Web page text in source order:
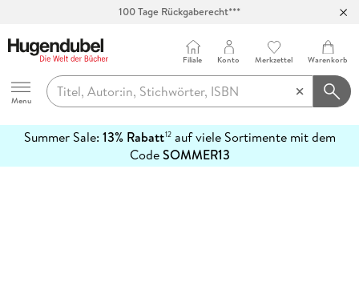
100 Tage Rückgaberecht***
Hugendubel
Menu
Filiale Konto Merkzettel Warenkorb
Summer Sale: 13% Rabatt12auf viele Sortimente mit dem
CodeSOMMER13
erfahren